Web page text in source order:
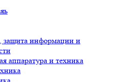
защита информации и
аппаратура и техника